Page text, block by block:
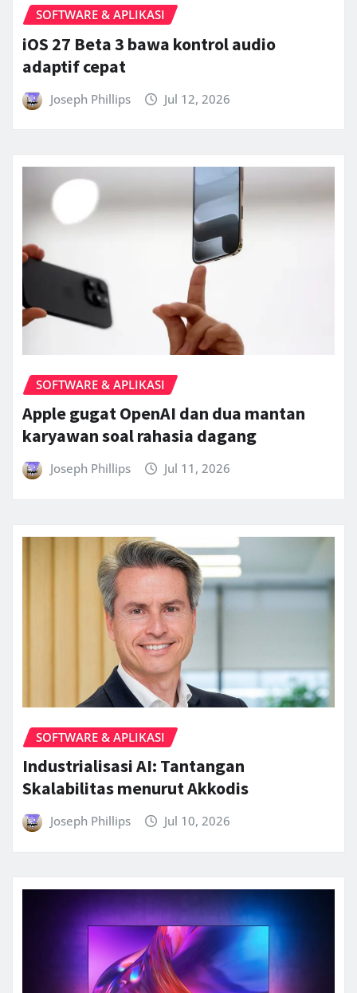
SOFTWARE & APLIKASI
iOS 27 Beta 3 bawa kontrol audio
adaptif cepat
Joseph Phillips Jul 12, 2026
SOFTWARE & APLIKASI
Apple gugat OpenAI dan dua mantan
karyawan soal rahasia dagang
Joseph Phillips Jul 11, 2026
SOFTWARE & APLIKASI
Industrialisasi AI: Tantangan
Skalabilitas menurut Akkodis
Joseph Phillips Jul 10, 2026